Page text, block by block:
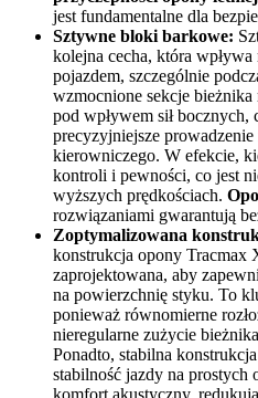
jest fundamentalne dla
Sztywne bloki barkowe:
kolejna cecha, która
pojazdem, szczególnie
wzmocnione sekcje
pod wpływem sił bocznych,
precyzyjniejsze prowadzenie
kierowniczego. W efekcie,
kontroli i pewności, co jest
wyższych prędkościach.
rozwiązaniami gwarantują
Zoptymalizowana
konstrukcja opony Tracmax
zaprojektowana, aby
na powierzchnię styku. To
ponieważ równomierne
nieregularne zużycie
Ponadto, stabilna
stabilność jazdy na prostych
komfort akustyczny,